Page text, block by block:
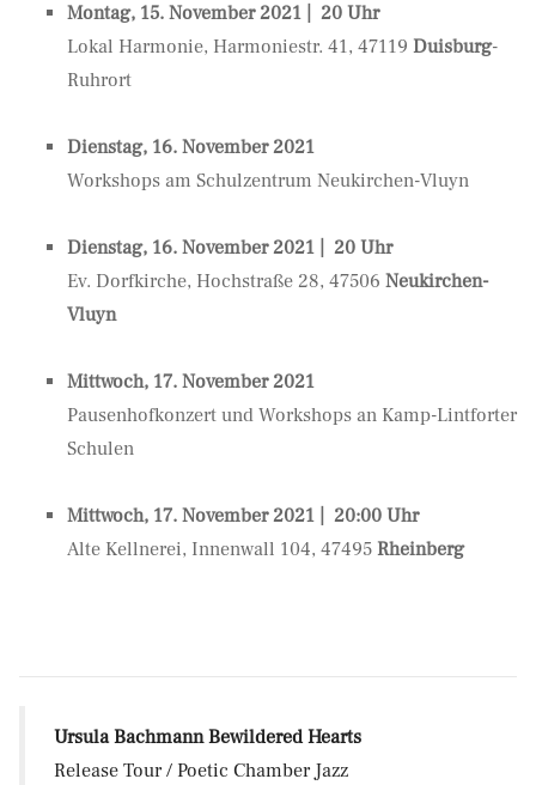
Montag, 15. November 2021 | 20 Uhr
Lokal Harmonie, Harmoniestr. 41, 47119 Duisburg-
Ruhrort
Dienstag, 16. November 2021
Workshops am Schulzentrum Neukirchen-Vluyn
Dienstag, 16. November 2021 | 20 Uhr
Ev. Dorfkirche, Hochstraße 28, 47506 Neukirchen-
Vluyn
Mittwoch, 17. November 2021
Pausenhofkonzert und Workshops an Kamp-Lintforter
Schulen
Mittwoch, 17. November 2021 | 20:00 Uhr
Alte Kellnerei, Innenwall 104, 47495 Rheinberg
Ursula Bachmann Bewildered Hearts
Release Tour / Poetic Chamber Jazz